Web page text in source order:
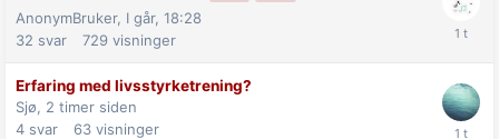
AnonymBruker, I går, 18:28
32 svar 729 visninger
Erfaring med livsstyrketrening?
Sjø, 2 timer siden
4 svar 63 visninger